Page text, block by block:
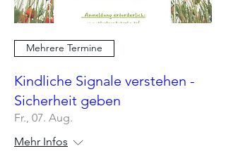
Mehrere Termine
Kindliche Signale verstehen -
Sicherheit geben
Fr., 07. Aug.
Mehr Infos